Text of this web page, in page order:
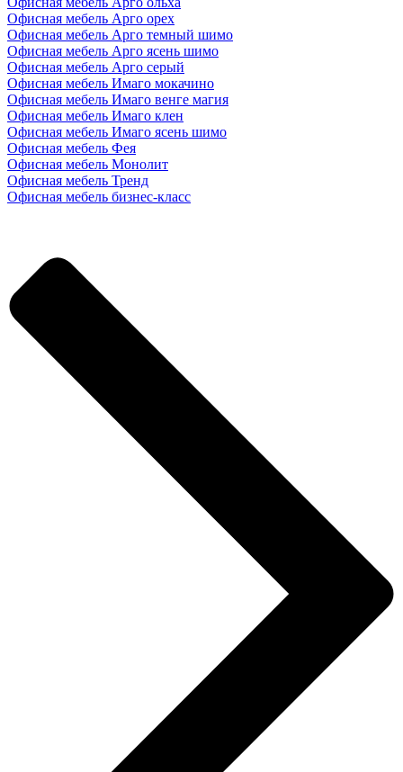
Офисная мебель Арго орех
Офисная мебель Арго темный шимо
Офисная мебель Арго ясень шимо
Офисная мебель Арго серый
Офисная мебель Имаго мокачино
Офисная мебель Имаго венге магия
Офисная мебель Имаго клен
Офисная мебель Имаго ясень шимо
Офисная мебель Фея
Офисная мебель Монолит
Офисная мебель Тренд
Офисная мебель бизнес-класс